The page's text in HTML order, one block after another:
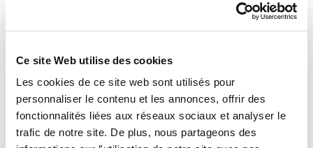
Ce site Web utilise des cookies
Les cookies de ce site web sont utilisés pour
personnaliser le contenu et les annonces, offrir des
fonctionnalités liées aux réseaux sociaux et analyser le
trafic de notre site. De plus, nous partageons des
Conditions d’utilisation du Site
L'Utilisateur s’interdit toute utilisation non-autorisée
du Site et/ou du Contenu du Site, c'est-à-dire
contraire aux lois et règlements applicables ainsi
qu’aux présentes Conditions générales d’Utilisation.
En particulier, l'Utilisateur s’interdit :